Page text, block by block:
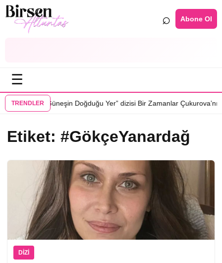
⌕ Abone Ol
☰
TRENDLER
oluyor•“Güneşin Doğduğu Yer” dizisi Bir Zamanlar
Etiket: #GökçeYanardağ
DIZI